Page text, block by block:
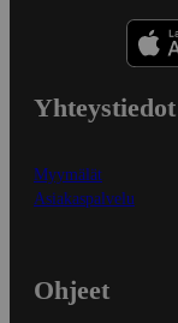
Yhteystiedot
Myymälät
Asiakaspalvelu
Ohjeet